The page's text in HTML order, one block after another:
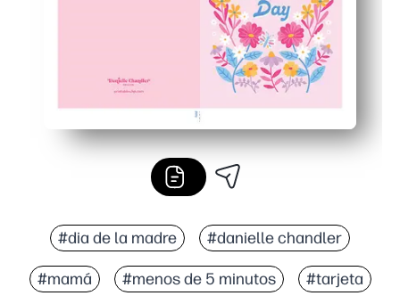
#dia de la madre #danielle chandler
#mamá #menos de 5 minutos #tarjeta